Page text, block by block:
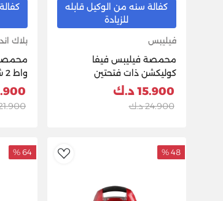
كفالة سنه من الوكيل قابله
للزيادة
فيليبس
محمصة فيليبس فيفا
كوليكشن ذات فتحتين
(HD2637/91) - أسود15.900 د.ك
24.900 د.ك
بلاك
B5
21.900
48 %
64 %